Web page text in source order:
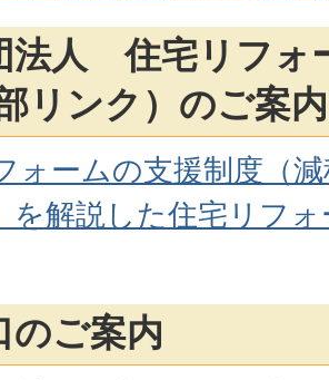
法人 住宅リフォ
リンク）のご案内
ォームの支援制度（
を解説した住宅リフ
のご案内